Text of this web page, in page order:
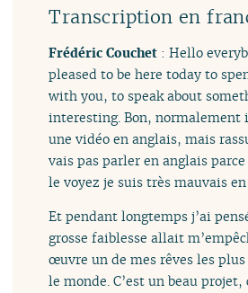
Transcription en
Frédéric Couchet : Hello
pleased to be here today to
with you, to speak about
interesting. Bon, normalement
une vidéo en anglais, mais
vais pas parler en anglais
le voyez je suis très mauvais en
Et pendant longtemps j’ai
grosse faiblesse allait
œuvre un de mes rêves les plus
le monde. C’est un beau projet,